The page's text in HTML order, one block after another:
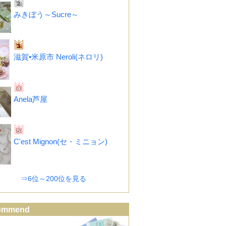
みきぼう～Sucre～
滋賀•米原市 Neroli(ネロリ)
Anela芦屋
C'est Mignon(セ・ミニョン)
⇒6位～200位を見る